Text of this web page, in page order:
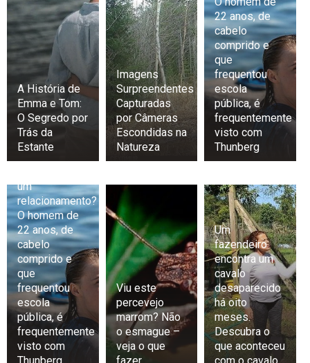
A História de
Emma e Tom:
O Segredo por
Trás da
Estante
Imagens
Surpreendentes
Capturadas
por Câmeras
Escondidas na
Natureza
22 anos, de
cabelo
comprido e
que
frequentou
escola
pública, é
frequentemente
visto com
Thunberg
um
relacionamento?
O homem de
22 anos, de
cabelo
comprido e
que
frequentou
escola
pública, é
frequentemente
visto com
Viu este
percevejo
marrom? Não
o esmague –
veja o que
Um
fazendeiro
encontra um
cavalo
desaparecido
há oito
meses.
Descubra o
que aconteceu